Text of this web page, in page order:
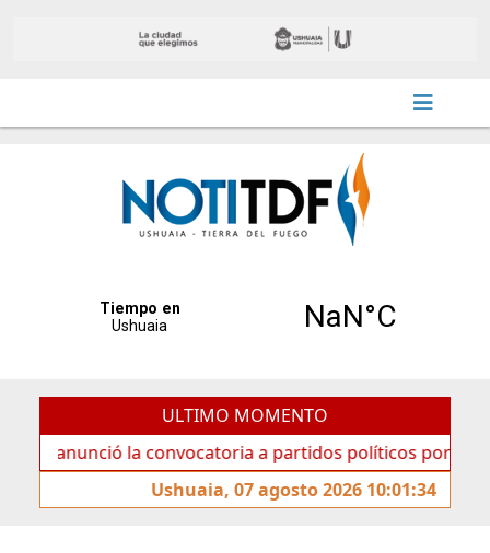
ULTIMO MOMENTO
la convocatoria a partidos políticos por «ficha limpia»
Ushuaia, 07 agosto 2026 10:01:34